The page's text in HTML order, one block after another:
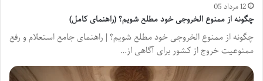
12 مرداد 05
چگونه از ممنوع الخروجی خود مطلع شویم؟ (راهنمای کامل)
چگونه از ممنوع الخروجی خود مطلع شویم؟ | راهنمای جامع استعلام و رفع
ممنوعیت خروج از کشور برای آگاهی از…